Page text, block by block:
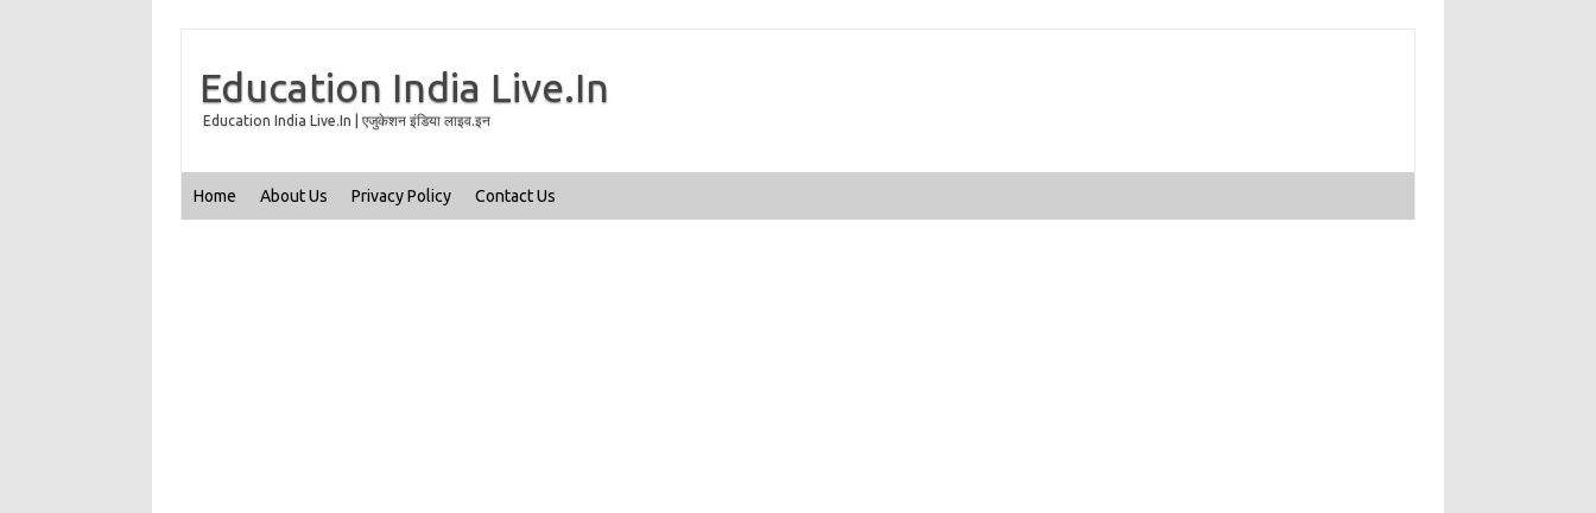
Education India Live.In
Education India Live.In | एजुकेशन इंडिया लाइव.इन
Home About Us Privacy Policy Contact Us